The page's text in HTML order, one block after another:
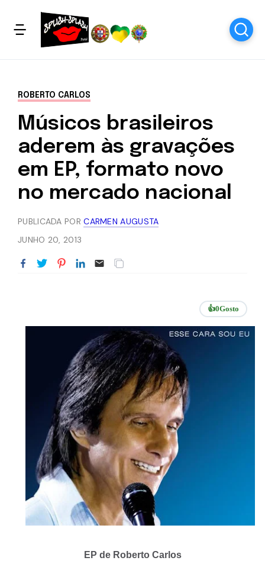
ROBERTO CARLOS
Músicos brasileiros
aderem às gravações
em EP, formato novo
no mercado nacional
PUBLICADA PORCARMEN AUGUSTA
JUNHO 20, 2013
👍0Gosto
EP de Roberto Carlos